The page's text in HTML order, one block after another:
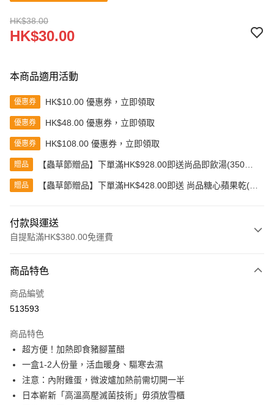
HK$38.00
HK$30.00
本商品適用活動
優惠券 HK$10.00 優惠券，立即領取
優惠券 HK$48.00 優惠券，立即領取
優惠券 HK$108.00 優惠券，立即領取
贈品
【蟲草節贈品】下單滿HK$928.00即送尚品即飲湯(350克)
贈品
【蟲草節贈品】下單滿HK$428.00即送 尚品糖心蘋果乾(80
付款與運送
自提點滿HK$380.00免運費
信用卡
Apple Pay
AlipayHK
PayMe
WeChat Pay
商品特色
商品編號
513593
商品特色
超方便！加熱即食豬腳薑醋
一盒1-2人份量，活血暖身、驅寒去濕
注意：內附雞蛋，微波爐加熱前需切開一半
日本嶄新「高溫高壓滅菌技術」毋須放雪櫃